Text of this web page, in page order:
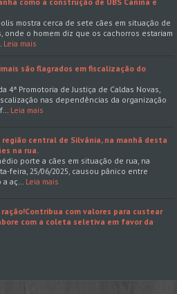
mostra cerca de sete cães em situação de
o homem diz que os cachorros estariam
Leia mais
são flagrados em fiscalização do
4ª Promotoria de Justiça de Caldas Novas,
nas dependências da organização
Leia mais
região central de Silvânia, na manhã desta
na rua.
porte a cães em situação de rua, na
feira, 25/06/2025, causou pânico entre
aç…
Leia mais
com valores para custear
com a coleta seletiva em favor da